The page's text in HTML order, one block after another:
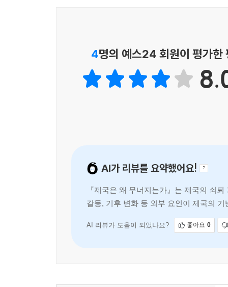
따라서 코로나 위기에 대한 서구의 대응은 이미
--- 「8장 국가의 죽음인가?」 중에서
또 저자들은 냉전 시대 구소련은 미국의 진정한
페르시아의 일시적 협력 관계에서 찾는다.
낮다는 것은 잘 알려진 사실이다. 선주민과 이주
서구의 문제를 ‘강 건너 불구경’만 할 수 없는
rhymes)”라는 영어권 표현이 있다. 『제국은 왜
「옮긴이 서문」 중에서
4명의 예스24 회원이 평가한
AI가 리뷰를 요약했어요!
『제국은 왜 무너지는가』는 제국의 쇠
갈등, 기후 변화 등 외부 요인이 제국의